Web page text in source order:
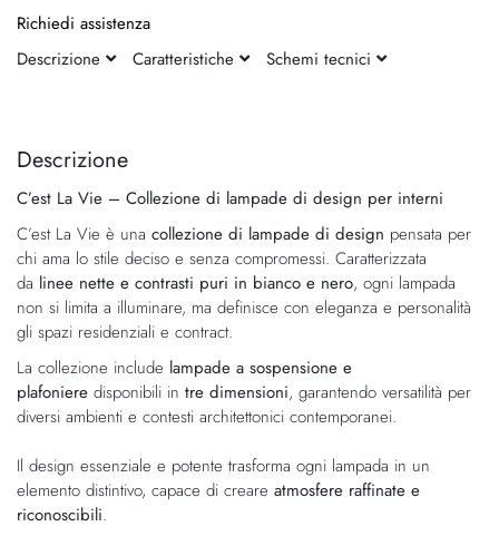
fine
galleria
di
immagini
della
di
immagini
Descrizione
C’est La Vie – Collezione di lampade di design per interni
C’est La Vie è una collezione di lampade di design pensata per
chi ama lo stile deciso e senza compromessi. Caratterizzata
da linee nette e contrasti puri in bianco e nero, ogni lampada
non si limita a illuminare, ma definisce con eleganza e personalità
gli spazi residenziali e contract.
La collezione include lampade a sospensione e
plafoniere disponibili in tre dimensioni, garantendo versatilità per
diversi ambienti e contesti architettonici contemporanei.
Il design essenziale e potente trasforma ogni lampada in un
elemento distintivo, capace di creare atmosfere raffinate e
riconoscibili.
Richiedi assistenza
Descrizione
Caratteristiche Schemi tecnici